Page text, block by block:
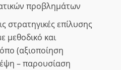
προβλημάτων
στρατηγικές επίλυσης
μεθοδικό και
(αξιοποίηση
– παρουσίαση